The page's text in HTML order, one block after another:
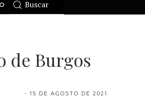
de Burgos
- 15 DE AGOSTO DE 2021